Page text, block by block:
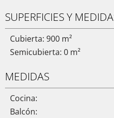
SUPERFICIES Y
Cubierta: 900 m²
Semicubierta: 0 m²
MEDIDAS
Cocina:
Balcón: